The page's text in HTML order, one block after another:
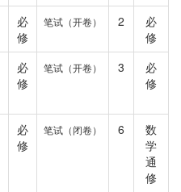
必
修
笔试（开卷） 2
必
修
必
修
笔试（开卷） 3
必
修
必
修
笔试（闭卷） 6
数
学
通
修